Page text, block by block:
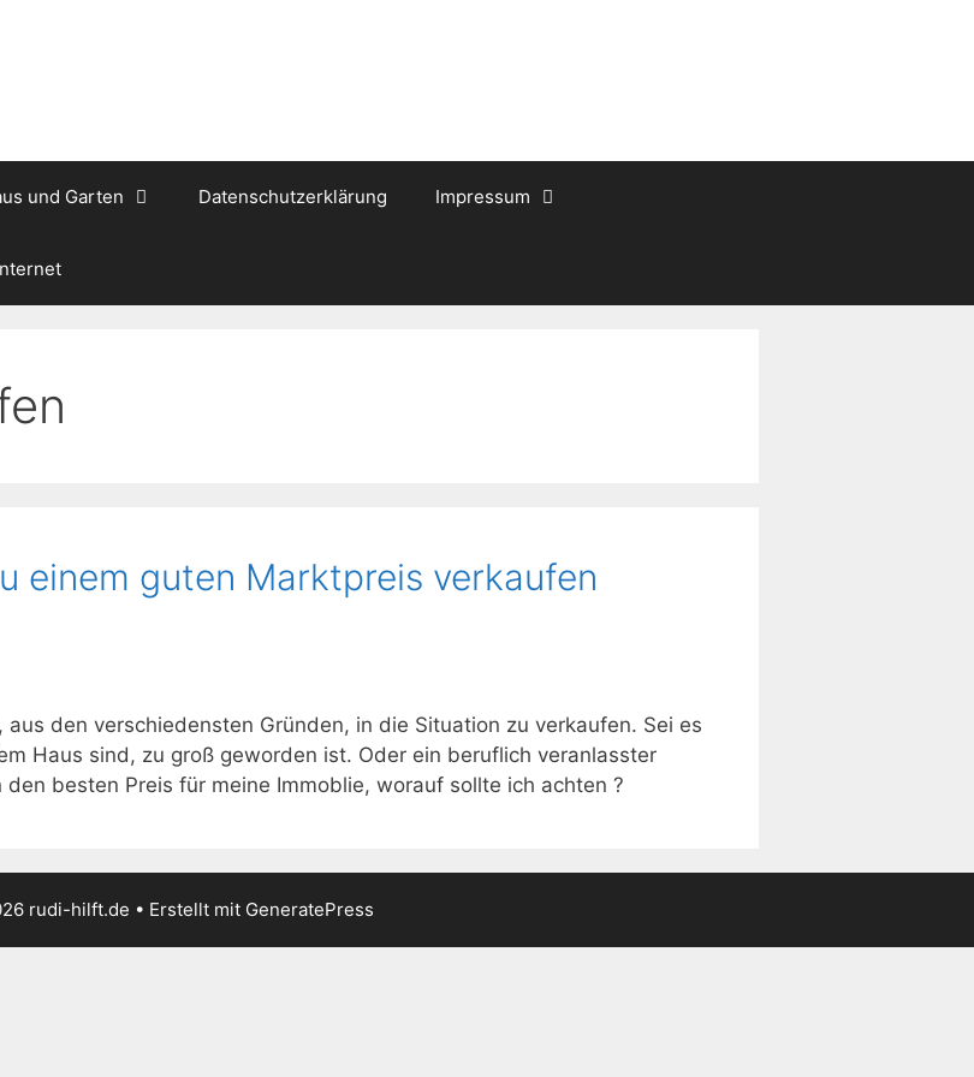
und Garten Datenschutzerklärung Impressum
einem guten Marktpreis verkaufen
den verschiedensten Gründen, in die Situation zu verkaufen. Sei es
Haus sind, zu groß geworden ist. Oder ein beruflich veranlasster
besten Preis für meine Immoblie, worauf sollte ich achten ?
rudi-hilft.de • Erstellt mit GeneratePress